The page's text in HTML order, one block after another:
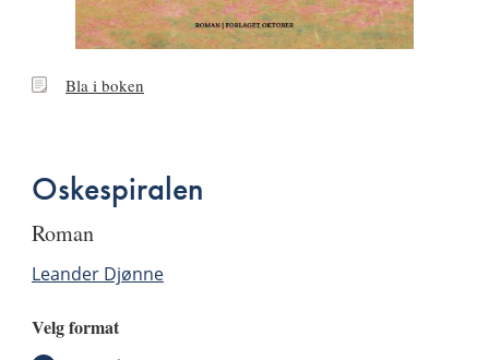
BlaBla i boken
Oskespiralen
roman
Leander Djønne
Velg format